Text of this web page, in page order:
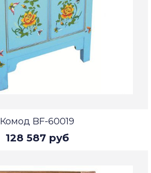
Комод BF-60019
128 587 руб